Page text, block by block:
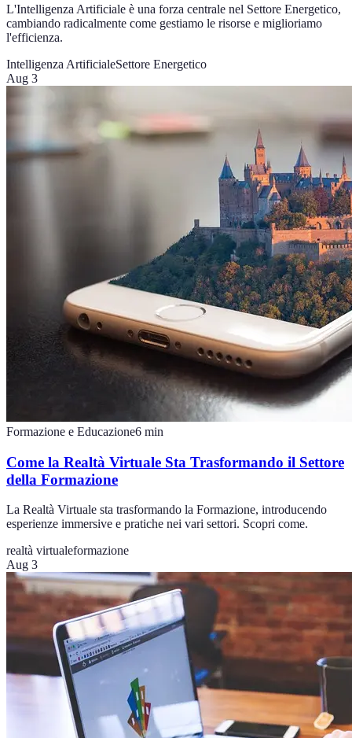
L'Intelligenza Artificiale è una forza centrale nel Settore Energetico,
cambiando radicalmente come gestiamo le risorse e miglioriamo
l'efficienza.
Intelligenza ArtificialeSettore Energetico
Aug 3
Formazione e Educazione6 min
Come la Realtà Virtuale Sta Trasformando il Settore
della Formazione
La Realtà Virtuale sta trasformando la Formazione, introducendo
esperienze immersive e pratiche nei vari settori. Scopri come.
realtà virtualeformazione
Aug 3